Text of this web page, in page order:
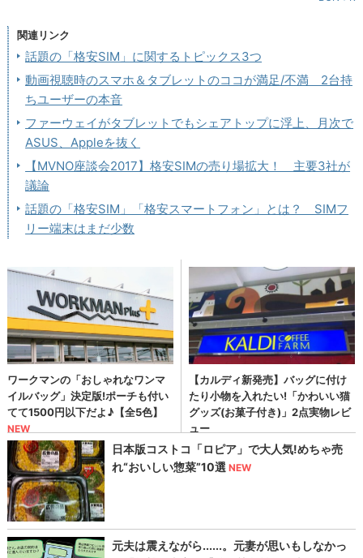
関連リンク
話題の「格安SIM」に関するトピックス3つ
動画視聴時のスマホ＆タブレットのココが満足/不満 2台持
ちユーザーの本音
ファーウェイがタブレットでもシェアトップに浮上、月次で
ASUS、Appleを抜く
【MVNO座談会2017】格安SIMの売り場拡大！ 主要3社が
議論
話題の「格安SIM」「格安スマートフォン」とは？ SIMフ
リー端末はまだ少数